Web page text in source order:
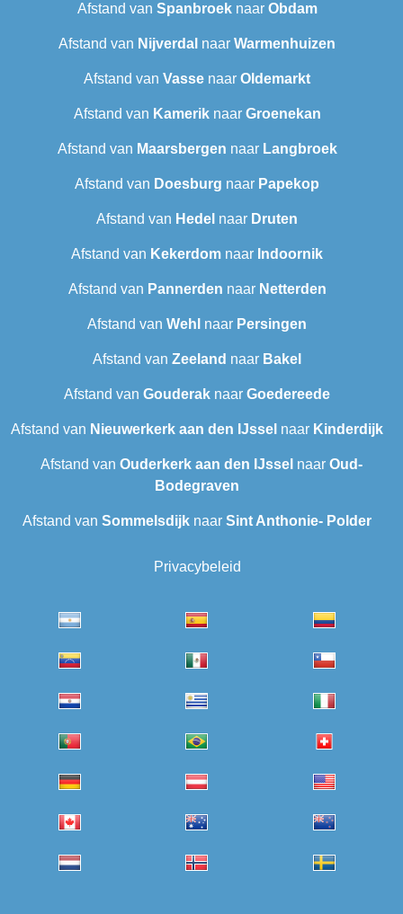
Afstand van Spanbroeknaar Obdam
Afstand van Nijverdal naar Warmenhuizen
Afstand van Vasse naar Oldemarkt
Afstand van Kameriknaar Groenekan
Afstand van Maarsbergen naar Langbroek
Afstand van Doesburg naar Papekop
Afstand van Hedel naar Druten
Afstand van Kekerdom naar Indoornik
Afstand van Pannerden naar Netterden
Afstand van Wehl naar Persingen
Afstand van Zeeland naar Bakel
Afstand van Gouderak naar Goedereede
Afstand van Nieuwerkerk aan den IJssel naar Kinderdijk
Afstand van Ouderkerk aan den IJssel naar Oud-
Bodegraven‎
Afstand van Sommelsdijk naar Sint Anthonie- Polder
Privacybeleid